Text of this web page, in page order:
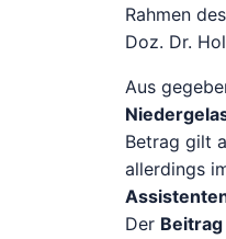
Rahmen des
Doz. Dr.
Aus
Betrag gilt
allerdings
Der Beitrag